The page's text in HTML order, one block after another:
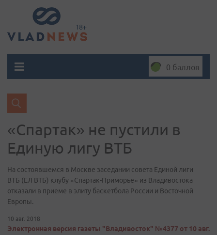
0 баллов
«Спартак» не пустили в
Единую лигу ВТБ
На состоявшемся в Москве заседании совета Единой лиги
ВТБ (ЕЛ ВТБ) клубу «Спартак-Приморье» из Владивостока
отказали в приеме в элиту баскетбола России и Восточной
Европы.
10 авг. 2018
Электронная версия газеты "Владивосток" №4377 от 10 авг.